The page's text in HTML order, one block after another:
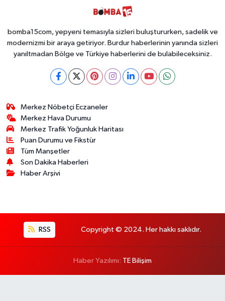
bomba15com, yepyeni temasıyla sizleri buluştururken, sadelik ve
modernizmi bir araya getiriyor. Burdur haberlerinin yanında sizleri
yanıltmadan Bölge ve Türkiye haberlerini de bulabileceksiniz.
Merkez Nöbetçi Eczaneler
Merkez Hava Durumu
Merkez Trafik Yoğunluk Haritası
Puan Durumu ve Fikstür
Tüm Manşetler
Son Dakika Haberleri
Haber Arşivi
RSS Copyright © 2024. Her hakkı saklıdır.
Haber Yazılımı: TE Bilişim